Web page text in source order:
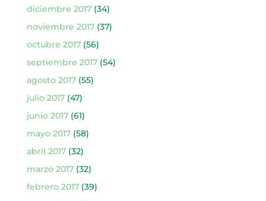
diciembre 2017(34)
noviembre 2017(37)
octubre 2017(56)
septiembre 2017(54)
agosto 2017(55)
julio 2017(47)
junio 2017(61)
mayo 2017(58)
abril 2017(32)
marzo 2017(32)
febrero 2017(39)